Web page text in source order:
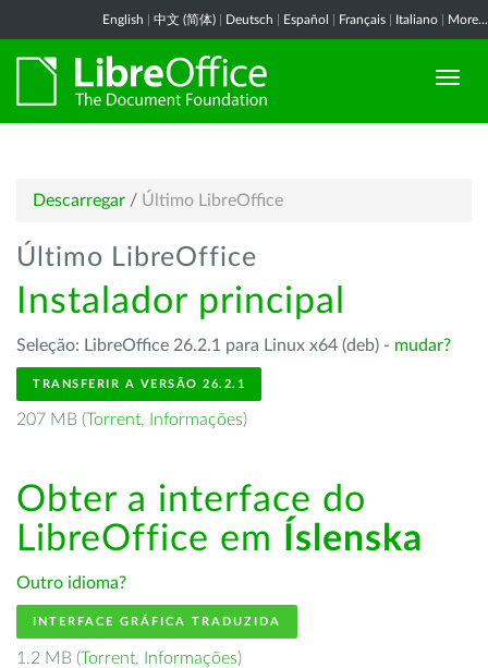
English 中文 (简体) Deutsch Español Français Italiano More...
Descarregar / Último LibreOffice
Último LibreOffice
Instalador principal
Seleção: LibreOffice 26.2.1 para Linux x64 (deb) - mudar?
TRANSFERIR A VERSÃO 26.2.1
207 MB (Torrent, Informações)
Obter a interface do
LibreOffice em
Íslenska
Outro idioma?
INTERFACE GRÁFICA TRADUZIDA
1.2 MB (Torrent, Informações)